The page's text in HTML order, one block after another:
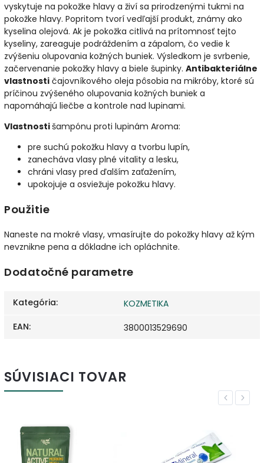
vyskytuje na pokožke hlavy a živí sa prirodzenými tukmi na
pokožke hlavy. Popritom tvorí vedľajší produkt, známy ako
kyselina olejová. Ak je pokožka citlivá na prítomnosť tejto
kyseliny, zareaguje podráždením a zápalom, čo vedie k
zvýšeniu olupovania kožných buniek. Výsledkom je svrbenie,
začervenanie pokožky hlavy a biele šupinky. Antibakteriálne
vlastnosti čajovníkového oleja pôsobia na mikróby, ktoré sú
príčinou zvýšeného olupovania kožných buniek a
napomáhajú liečbe a kontrole nad lupinami.
Vlastnostišampónu proti lupinám Aroma:
pre suchú pokožku hlavy a tvorbu lupín,
zanecháva vlasy plné vitality a lesku,
chráni vlasy pred ďalším zaťažením,
upokojuje a osviežuje pokožku hlavy.
Použitie
Naneste na mokré vlasy, vmasírujte do pokožky hlavy až kým
nevznikne pena a dôkladne ich opláchnite.
Dodatočné parametre
Kategória:
KOZMETIKA
EAN: 3800013529690
SÚVISIACI TOVAR
Previous
Next